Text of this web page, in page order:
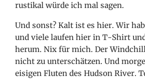
rustikal würde ich mal sagen.
Und sonst? Kalt ist es hier. Wir
und viele laufen hier in T-Shirt
herum. Nix für mich. Der
nicht zu unterschätzen. Und
eisigen Fluten des Hudson River.